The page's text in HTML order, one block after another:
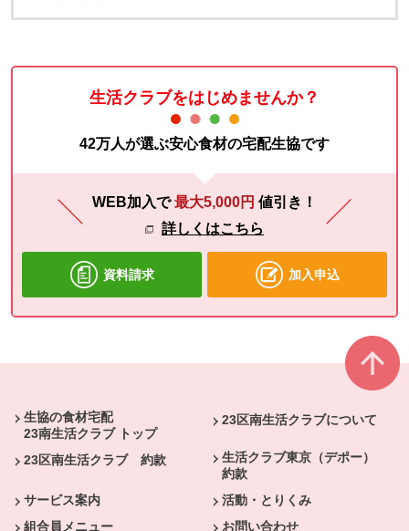
生活クラブをはじめませんか？
42万人が選ぶ安心食材の宅配生協です
WEB加入で最大5,000円 値引き！
詳しくはこちら
資料請求 加入申込
生協の食材宅配
23南生活クラブ トップ
23区南生活クラブについて
23区南生活クラブ 約款
生活クラブ東京（デポー）
約款
サービス案内
活動・とりくみ
組合員メニュー
お問い合わせ